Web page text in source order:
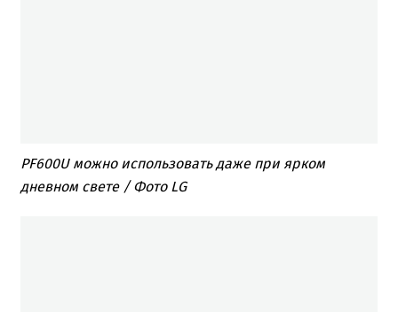
PF600U можно использовать даже при ярком
дневном свете / Фото LG